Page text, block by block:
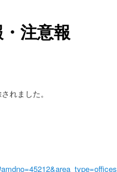
注意報
れました。